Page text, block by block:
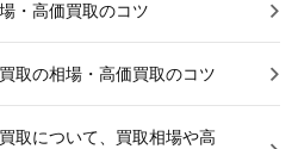
・高価買取のコツ
取の相場・高価買取のコツ
取について、買取相場や高